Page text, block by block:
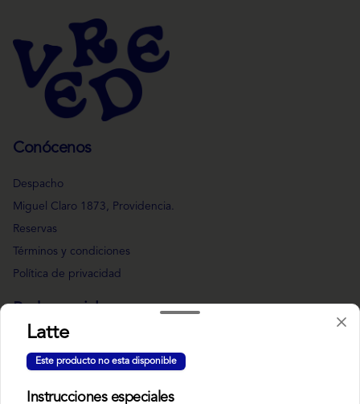
Conócenos
Despacho
Miguel Claro 1873, Providencia.
Reservas
Términos y condiciones
Política de privacidad
Redes sociales
Facebook
Latte
Este producto no esta disponible
Instrucciones especiales